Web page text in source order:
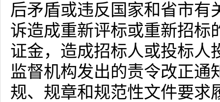
后矛盾或违反国家和省市有
诉造成重新评标或重新招标
证金，造成招标人或投标人
监督机构发出的责令改正通
规、规章和规范性文件要求